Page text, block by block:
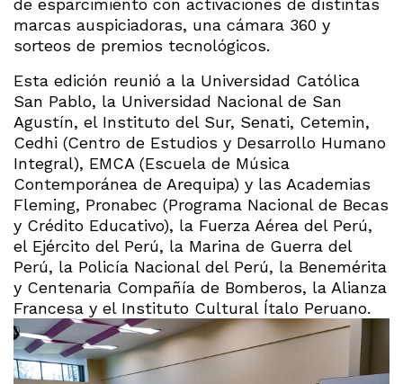
de esparcimiento con activaciones de distintas
marcas auspiciadoras, una cámara 360 y
sorteos de premios tecnológicos.
Esta edición reunió a la Universidad Católica
San Pablo, la Universidad Nacional de San
Agustín, el Instituto del Sur, Senati, Cetemin,
Cedhi (Centro de Estudios y Desarrollo Humano
Integral), EMCA (Escuela de Música
Contemporánea de Arequipa) y las Academias
Fleming, Pronabec (Programa Nacional de Becas
y Crédito Educativo), la Fuerza Aérea del Perú,
el Ejército del Perú, la Marina de Guerra del
Perú, la Policía Nacional del Perú, la Benemérita
y Centenaria Compañía de Bomberos, la Alianza
Francesa y el Instituto Cultural Ítalo Peruano.